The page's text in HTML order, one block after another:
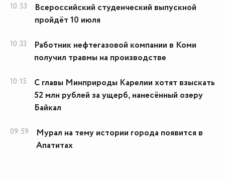
10:53
Всероссийский студенческий выпускной
пройдёт 10 июля
10:33
Работник нефтегазовой компании в Коми
получил травмы на производстве
10:15
С главы Минприроды Карелии хотят взыскать
52 млн рублей за ущерб, нанесённый озеру
Байкал
09:59
Мурал на тему истории города появится в
Апатитах